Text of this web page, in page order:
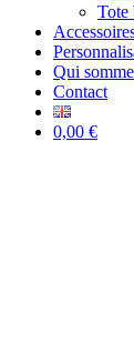
Tote
Qui
Contact
0,00 €